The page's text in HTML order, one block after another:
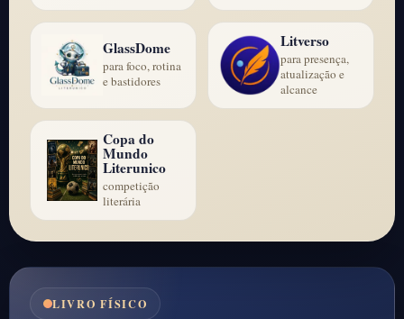
GlassDome
para foco, rotina
e bastidores
Litverso
para presença,
atualização e
alcance
Copa do
Mundo
Literunico
competição
literária
LIVRO FÍSICO